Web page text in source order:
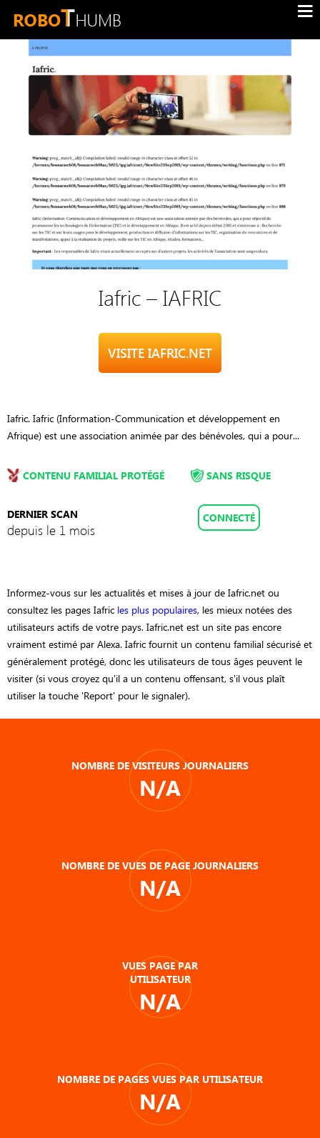
Iafric – IAFRIC
VISITE IAFRIC.NET
Iafric. Iafric (Information-Communication et développement en
Afrique) est une association animée par des bénévoles, qui a pour...
CONTENU FAMILIAL PROTÉGÉ
DERNIER SCAN
depuis le 1 mois
SANS RISQUE
CONNECTÉ
Informez-vous sur les actualités et mises à jour de Iafric.net ou
consultez les pages Iafric les plus populaires, les mieux notées des
utilisateurs actifs de votre pays. Iafric.net est un site pas encore
vraiment estimé par Alexa. Iafric fournit un contenu familial sécurisé et
généralement protégé, donc les utilisateurs de tous âges peuvent le
visiter (si vous croyez qu'il a un contenu offensant, s'il vous plaît
utiliser la touche 'Report' pour le signaler).
NOMBRE DE VISITEURS JOURNALIERS
N/A
NOMBRE DE VUES DE PAGE JOURNALIERS
N/A
VUES PAGE PAR
UTILISATEUR
N/A
NOMBRE DE PAGES VUES PAR UTILISATEUR
N/A